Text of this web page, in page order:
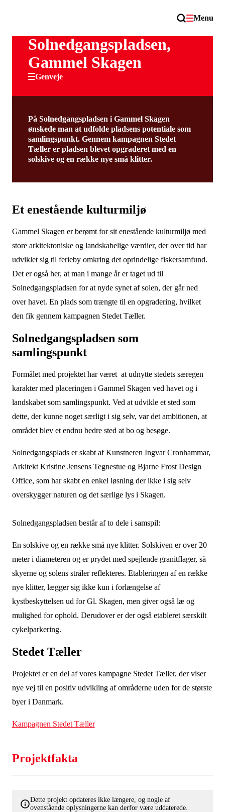
Menu
Solnedgangspladsen,
Gammel Skagen
Genveje
På Solnedgangspladsen i Gammel Skagen
ønskede man at udfolde pladsens potentiale som
samlingspunkt. Gennem kampagnen Stedet
Tæller er pladsen blevet opgraderet med en
solskive og en række nye små klitter.
Et enestående kulturmiljø
Gammel Skagen er berømt for sit enestående kulturmiljø med
store arkitektoniske og landskabelige værdier, der over tid har
udviklet sig til ferieby omkring det oprindelige fiskersamfund.
Det er også her, at man i mange år er taget ud til
Solnedgangspladsen for at nyde synet af solen, der går ned
over havet. En plads som trængte til en opgradering, hvilket
den fik gennem kampagnen Stedet Tæller.
Solnedgangspladsen som
samlingspunkt
Formålet med projektet har været at udnytte stedets særegen
karakter med placeringen i Gammel Skagen ved havet og i
landskabet som samlingspunkt. Ved at udvikle et sted som
dette, der kunne noget særligt i sig selv, var det ambitionen, at
området blev et endnu bedre sted at bo og besøge.
Solnedgangsplads er skabt af Kunstneren Ingvar Cronhammar,
Arkitekt Kristine Jensens Tegnestue og Bjarne Frost Design
Office, som har skabt en enkel løsning der ikke i sig selv
overskygger naturen og det særlige lys i Skagen.
Solnedgangspladsen består af to dele i samspil:
En solskive og en række små nye klitter. Solskiven er over 20
meter i diameteren og er prydet med spejlende granitflager, så
skyerne og solens stråler reflekteres. Etableringen af en række
nye klitter, lægger sig ikke kun i forlængelse af
kystbeskyttelsen ud for Gl. Skagen, men giver også læ og
mulighed for ophold. Derudover er der også etableret særskilt
cykelparkering.
Stedet Tæller
Projektet er en del af vores kampagne Stedet Tæller, der viser
nye vej til en positiv udvikling af områderne uden for de største
byer i Danmark.
Kampagnen Stedet Tæller
Projektfakta
Dette projekt opdateres ikke længere, og nogle af
ovenstående oplysningerne kan derfor være uddaterede.